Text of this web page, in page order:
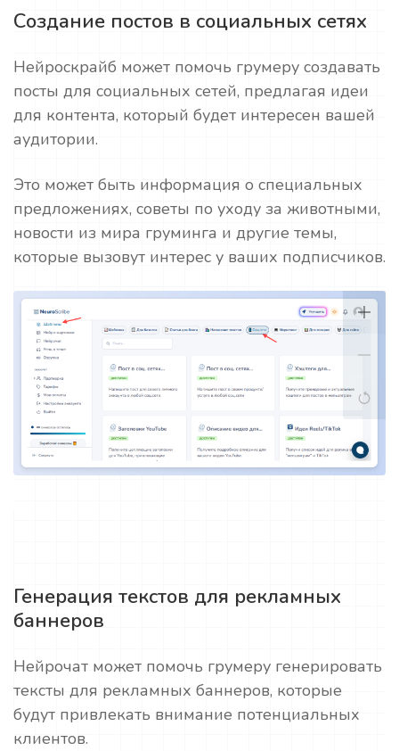
Создание постов в социальных сетях
Нейроскрайб может помочь грумеру создавать
посты для социальных сетей, предлагая идеи
для контента, который будет интересен вашей
аудитории.
Это может быть информация о специальных
предложениях, советы по уходу за животными,
новости из мира груминга и другие темы,
которые вызовут интерес у ваших подписчиков.
Генерация текстов для рекламных
баннеров
Нейрочат может помочь грумеру генерировать
тексты для рекламных баннеров, которые
будут привлекать внимание потенциальных
клиентов.